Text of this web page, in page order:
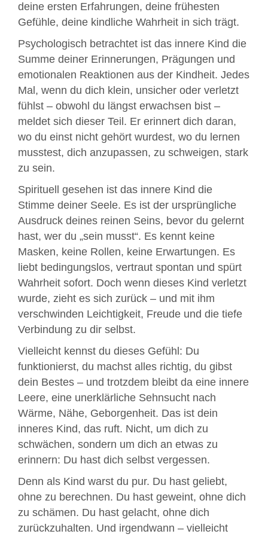
deine ersten Erfahrungen, deine frühesten
Gefühle, deine kindliche Wahrheit in sich trägt.
Psychologisch betrachtet ist das innere Kind die
Summe deiner Erinnerungen, Prägungen und
emotionalen Reaktionen aus der Kindheit. Jedes
Mal, wenn du dich klein, unsicher oder verletzt
fühlst – obwohl du längst erwachsen bist –
meldet sich dieser Teil. Er erinnert dich daran,
wo du einst nicht gehört wurdest, wo du lernen
musstest, dich anzupassen, zu schweigen, stark
zu sein.
Spirituell gesehen ist das innere Kind die
Stimme deiner Seele. Es ist der ursprüngliche
Ausdruck deines reinen Seins, bevor du gelernt
hast, wer du „sein musst“. Es kennt keine
Masken, keine Rollen, keine Erwartungen. Es
liebt bedingungslos, vertraut spontan und spürt
Wahrheit sofort. Doch wenn dieses Kind verletzt
wurde, zieht es sich zurück – und mit ihm
verschwinden Leichtigkeit, Freude und die tiefe
Verbindung zu dir selbst.
Vielleicht kennst du dieses Gefühl: Du
funktionierst, du machst alles richtig, du gibst
dein Bestes – und trotzdem bleibt da eine innere
Leere, eine unerklärliche Sehnsucht nach
Wärme, Nähe, Geborgenheit. Das ist dein
inneres Kind, das ruft. Nicht, um dich zu
schwächen, sondern um dich an etwas zu
erinnern: Du hast dich selbst vergessen.
Denn als Kind warst du pur. Du hast geliebt,
ohne zu berechnen. Du hast geweint, ohne dich
zu schämen. Du hast gelacht, ohne dich
zurückzuhalten. Und irgendwann – vielleicht